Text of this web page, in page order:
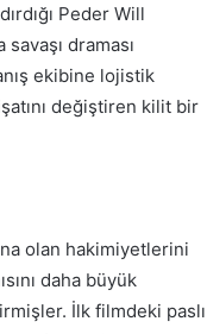
Peder Will
draması
ekibine lojistik
değiştiren kilit bir
olan hakimiyetlerini
daha büyük
İlk filmdeki paslı